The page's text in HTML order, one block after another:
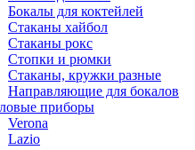
Бокалы для коктейлей
Стаканы хайбол
Стаканы рокс
Стопки и рюмки
Стаканы, кружки разные
Направляющие для бокалов
приборы
Verona
Lazio